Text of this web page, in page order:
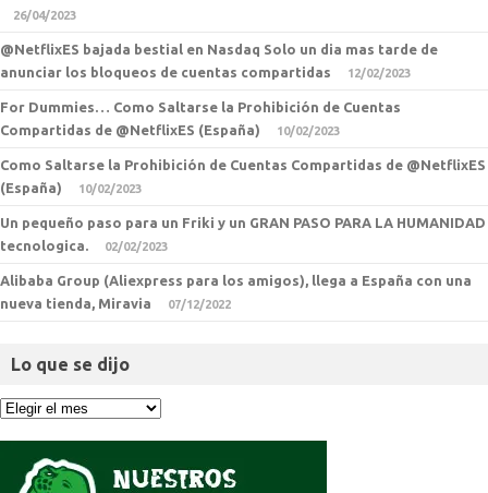
26/04/2023
@NetflixES bajada bestial en Nasdaq Solo un dia mas tarde de
anunciar los bloqueos de cuentas compartidas
12/02/2023
For Dummies… Como Saltarse la Prohibición de Cuentas
Compartidas de @NetflixES (España)
10/02/2023
Como Saltarse la Prohibición de Cuentas Compartidas de @NetflixES
(España)
10/02/2023
Un pequeño paso para un Friki y un GRAN PASO PARA LA HUMANIDAD
tecnologica.
02/02/2023
Alibaba Group (Aliexpress para los amigos), llega a España con una
nueva tienda, Miravia
07/12/2022
Lo que se dijo
Lo
dijo